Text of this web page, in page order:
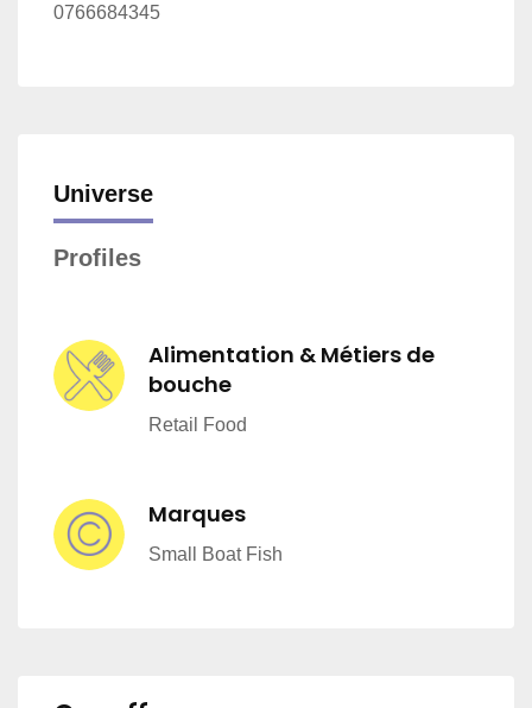
0766684345
Universe
Profiles
Alimentation & Métiers de
bouche
Retail Food
Marques
Small Boat Fish